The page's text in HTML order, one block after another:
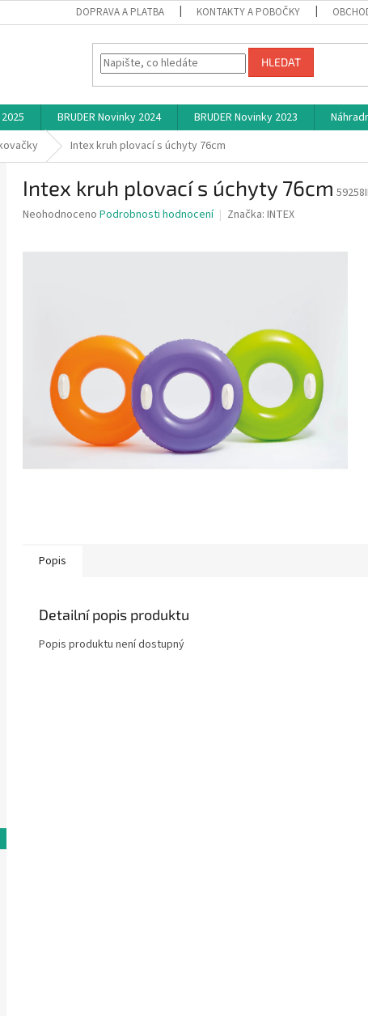
DOPRAVA A PLATBA KONTAKTY A POBOČKY
HLEDAT
BRUDER Novinky 2024 BRUDER Novinky 2023
Intex kruh plovací s úchyty 76cm
Intex kruh plovací s úchyty 76cm
Průměrné
Neohodnoceno Podrobnosti hodnocení Značka: INTEX
Popis
Detailní popis produktu
Popis produktu není dostupný